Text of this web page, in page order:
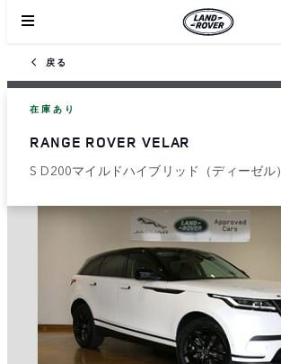
戻る
在庫あり
RANGE ROVER VELAR
S D200マイルドハイブリッド（ディーゼル）